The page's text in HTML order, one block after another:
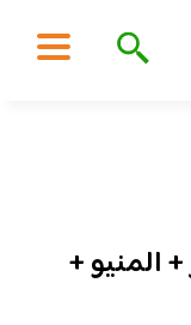
المنيو +